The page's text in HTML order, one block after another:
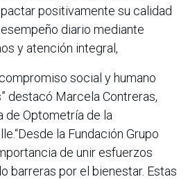
positivamente su calidad
diario mediante
y atención integral,
social y humano
destacó Marcela Contreras,
de Optometría de la
la Fundación Grupo
de unir esfuerzos
barreras por el bienestar. Estas